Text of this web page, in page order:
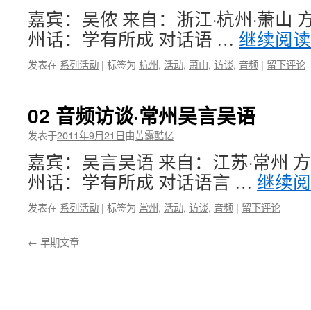
嘉宾：吴侬 来自：浙江·杭州·萧山
州话：学有所成 对话语 … 继续阅
发表在 系列活动 | 标签为 杭州, 活动, 萧山, 访谈, 音频 | 留下评论
02 音频访谈·常州吴言吴语
发表于2011年9月21日由苦露酷亿
嘉宾：吴言吴语 来自：江苏·常州
州话：学有所成 对话语言 … 继续
发表在 系列活动 | 标签为 常州, 活动, 访谈, 音频 | 留下评论
← 早期文章